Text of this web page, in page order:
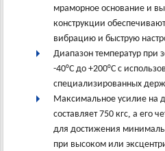
мраморное основание и
конструкции
вибрацию и быструю
Диапазон температур при
-40°C до +200°C с
специализированных
Максимальное усилие на
составляет 750 кгс, а его
для достижения
при высоком или